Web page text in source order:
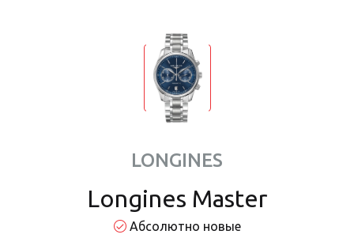
LONGINES
Longines Master
Абсолютно новые